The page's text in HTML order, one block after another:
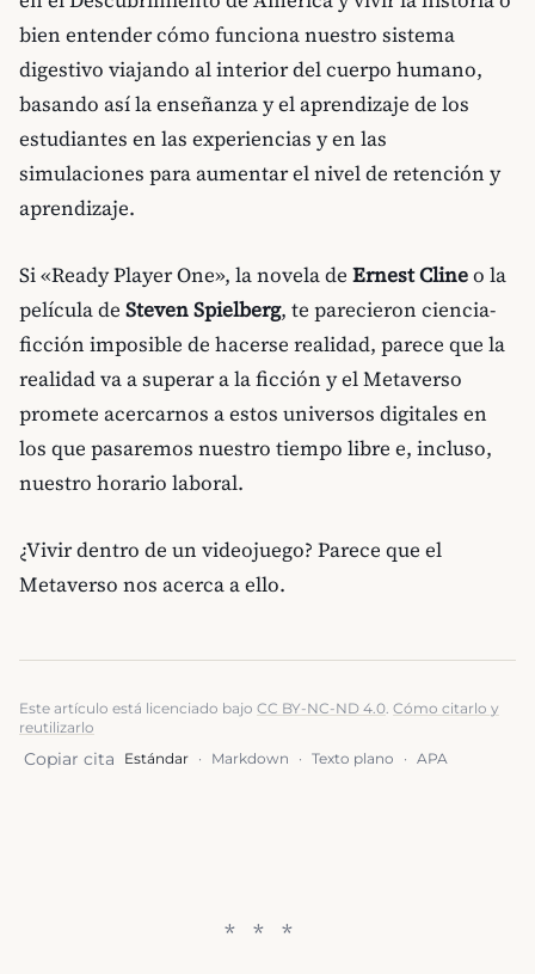
bien entender cómo funciona nuestro sistema
digestivo viajando al interior del cuerpo humano,
basando así la enseñanza y el aprendizaje de los
estudiantes en las experiencias y en las
simulaciones para aumentar el nivel de retención y
aprendizaje.
Si «Ready Player One», la novela de Ernest Clineo la
película de Steven Spielberg, te parecieron ciencia-
ficción imposible de hacerse realidad, parece que la
realidad va a superar a la ficción y el Metaverso
promete acercarnos a estos universos digitales en
los que pasaremos nuestro tiempo libre e, incluso,
nuestro horario laboral.
¿Vivir dentro de un videojuego? Parece que el
Metaverso nos acerca a ello.
Este artículo está licenciado bajo CC BY-NC-ND 4.0. Cómo citarlo y
reutilizarlo
Copiar cita Estándar · Markdown · Texto plano · APA